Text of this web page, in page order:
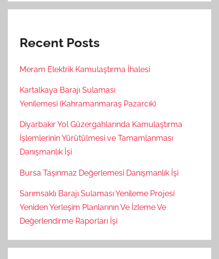
Recent Posts
Meram Elektrik Kamulaştırma İhalesi
Kartalkaya Barajı Sulaması
Yenilemesi (Kahramanmaraş Pazarcık)
Diyarbakır Yol Güzergahlarında Kamulaştırma
İşlemlerinin Yürütülmesi ve Tamamlanması
Danışmanlık İşi
Bursa Taşınmaz Değerlemesi Danışmanlık İşi
Sarımsaklı Barajı Sulaması Yenileme Projesi
Yeniden Yerleşim Planlarının Ve İzleme Ve
Değerlendirme Raporları İşi